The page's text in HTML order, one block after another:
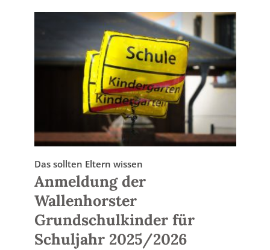
Das sollten Eltern wissen
Anmeldung der
Wallenhorster
Grundschulkinder für
Schuljahr 2025/2026